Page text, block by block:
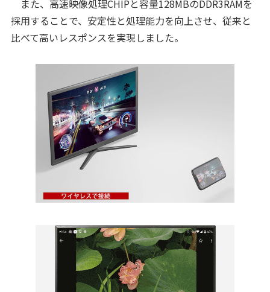
また、高速映像処理CHIPと容量128MBのDDR3RAMを
採用することで、安定性と処理能力を向上させ、従来と
比べて高いレスポンスを実現しました。